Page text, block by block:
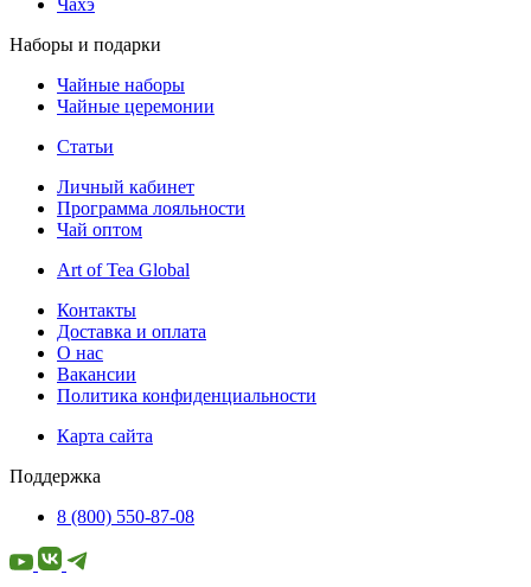
Наборы и подарки
Чайные наборы
Чайные церемонии
Статьи
Личный кабинет
Программа лояльности
Чай оптом
Art of Tea Global
Контакты
Доставка и оплата
О нас
Вакансии
Политика конфиденциальности
Карта сайта
Поддержка
8 (800) 550-87-08